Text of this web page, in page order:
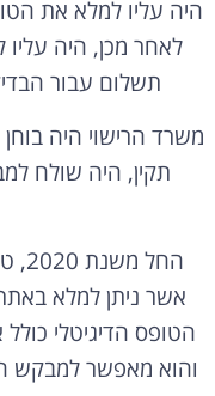
לאחר מכן, היה
תשלום עבור
משרד הרישוי היה
תקין, היה שולח
אשר ניתן למלא
הטופס הדיגיטלי
והוא מאפשר למבקש
רישיון נהיגה